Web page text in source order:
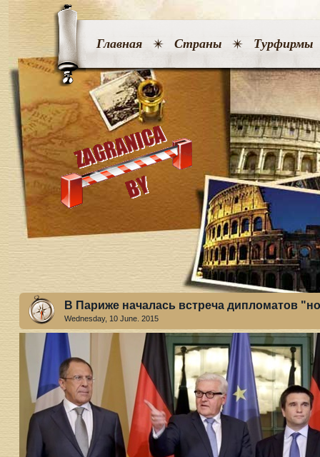
Главная Страны Турфирмы
В Париже началась встреча дипломатов
Wednesday, 10 June. 2015